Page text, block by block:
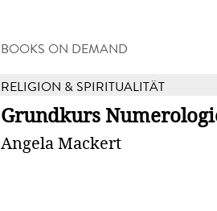
BOOKS ON DEMAND
RELIGION & SPIRITUALITÄT
Grundkurs
Angela Mackert